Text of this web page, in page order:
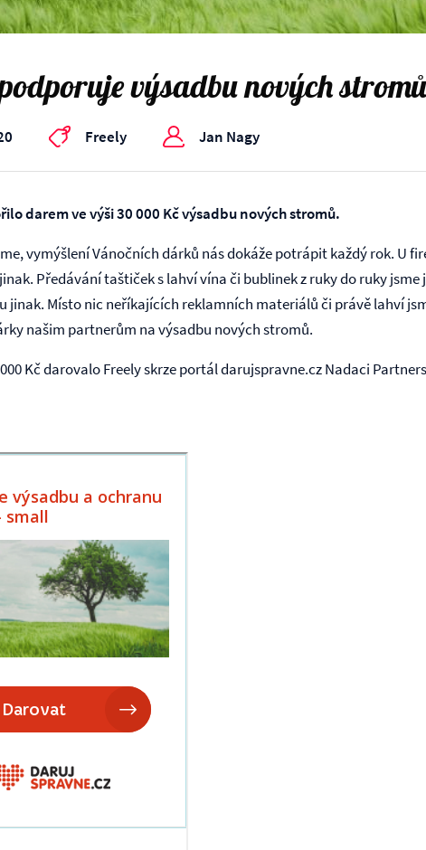
výsadbu nových
Freely Jan Nagy
darem ve výši 30 000 Kč výsadbu nových stromů.
vymýšlení Vánočních dárků nás dokáže potrápit každý rok. U
Předávání taštiček s lahví vína či bublinek z ruky do ruky jsme
jinak. Místo nic neříkajících reklamních materiálů či právě lahví
našim partnerům na výsadbu nových stromů.
000 Kč darovalo Freely skrze portál darujspravne.cz Nadaci